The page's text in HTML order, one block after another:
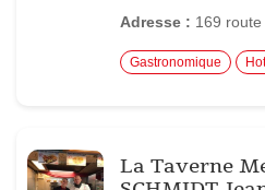
Adresse : 169
Gastronomique
La Taverne